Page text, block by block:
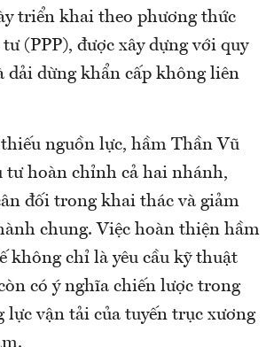
triển khai theo phương thức
(PPP), được xây dựng với quy
dải dừng khẩn cấp không liên
nguồn lực, hầm Thần Vũ
tư hoàn chỉnh cả hai nhánh,
đối trong khai thác và giảm
chung. Việc hoàn thiện hầm
không chỉ là yêu cầu kỹ thuật
có ý nghĩa chiến lược trong
lực vận tải của tuyến trục xương